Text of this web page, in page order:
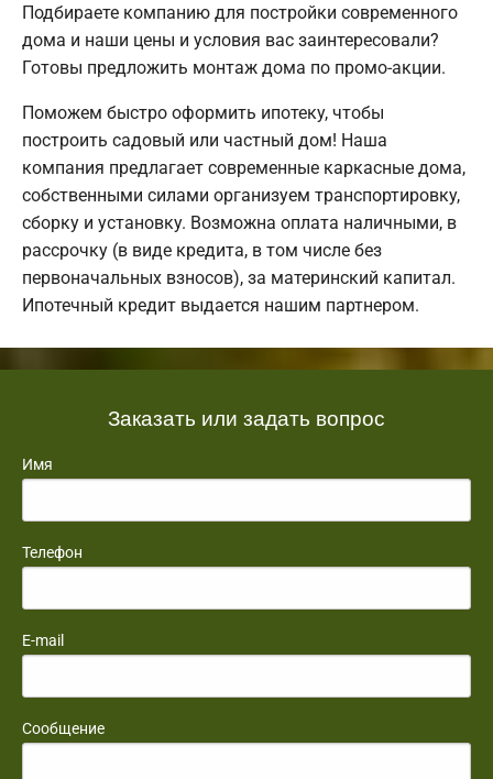
Подбираете компанию для постройки современного
дома и наши цены и условия вас заинтересовали?
Готовы предложить монтаж дома по промо-акции.
Поможем быстро оформить ипотеку, чтобы
построить садовый или частный дом! Наша
компания предлагает современные каркасные дома,
собственными силами организуем транспортировку,
сборку и установку. Возможна оплата наличными, в
рассрочку (в виде кредита, в том числе без
первоначальных взносов), за материнский капитал.
Ипотечный кредит выдается нашим партнером.
Заказать или задать вопрос
Имя
Телефон
E-mail
Сообщение